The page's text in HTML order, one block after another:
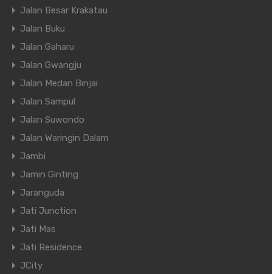
Jalan Besar Krakatau
Jalan Buku
Jalan Gaharu
Jalan Gwangju
Jalan Medan Binjai
Jalan Sampul
Jalan Suwondo
Jalan Waringin Dalam
Jambi
Jamin Ginting
Jaranguda
Jati Junction
Jati Mas
Jati Residence
JCity